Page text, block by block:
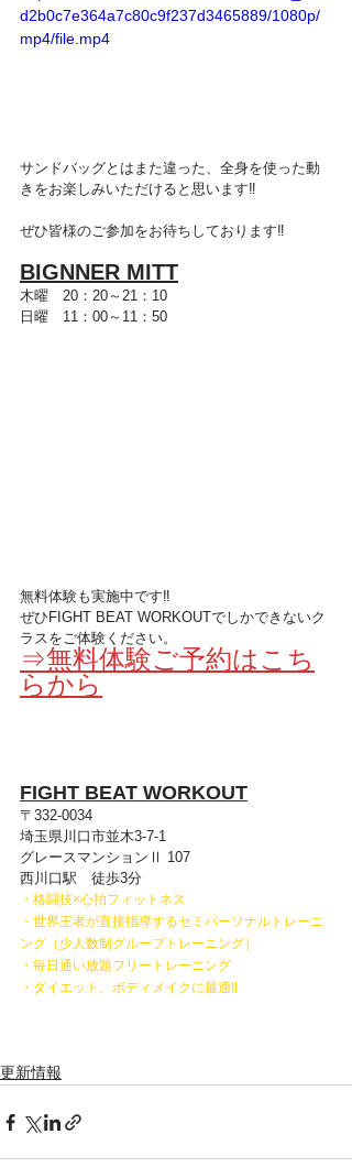
d2b0c7e364a7c80c9f237d3465889/1080p/
mp4/file.mp4
サンドバッグとはまた違った、全身を使った動
きをお楽しみいただけると思います‼
ぜひ皆様のご参加をお待ちしております‼
BIGNNER MITT
木曜　20：20～21：10
日曜　11：00～11：50
無料体験も実施中です‼
ぜひFIGHT BEAT WORKOUTでしかできないク
ラスをご体験ください。
⇒無料体験ご予約はこち
らから
FIGHT BEAT WORKOUT
〒332-0034
埼玉県川口市並木3-7-1
グレースマンションⅡ 107​
西川口駅　徒歩3分
・格闘技×心拍フィットネス
・世界王者が直接指導するセミパーソナルトレーニ
ング（少人数制グループトレーニング）
・毎日通い放題フリートレーニング
・ダイエット、ボディメイクに最適‼
更新情報